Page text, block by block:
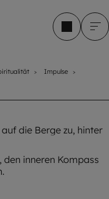
Impulse
den inneren Kompass